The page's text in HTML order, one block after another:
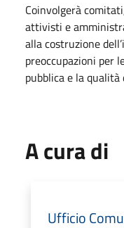
Coinvolgerà
attivisti e
alla costruzione
preoccupazioni per
pubblica e la qualità
A cura di
Ufficio